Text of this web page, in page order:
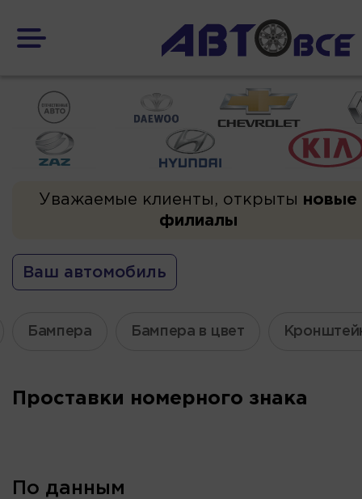
Уважаемые клиенты, открыты новые
филиалы
Ваш автомобиль
Бампера Бампера в цвет
Проставки номерного знака
По данным